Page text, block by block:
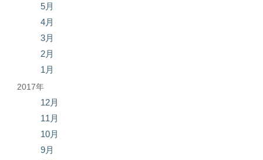
5月
4月
3月
2月
1月
2017年
12月
11月
10月
9月